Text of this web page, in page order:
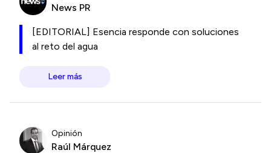
News PR
[EDITORIAL] Esencia responde con soluciones
al reto del agua
Leer más
Opinión
Raúl Márquez